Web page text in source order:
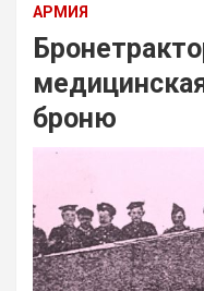
АРМИЯ
броню